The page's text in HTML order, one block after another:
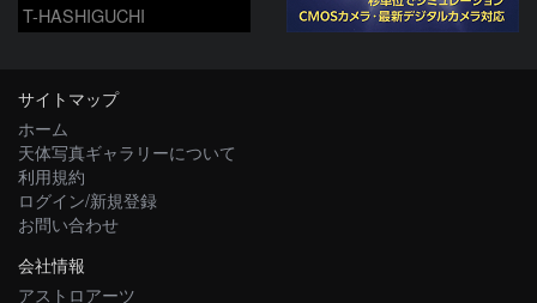
T-HASHIGUCHI
サイトマップ
ホーム
天体写真ギャラリーについて
利用規約
ログイン/新規登録
お問い合わせ
会社情報
アストロアーツ